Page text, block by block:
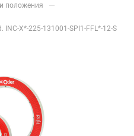
положения —
X*-225-131001-SPI1-FFL*-12-S